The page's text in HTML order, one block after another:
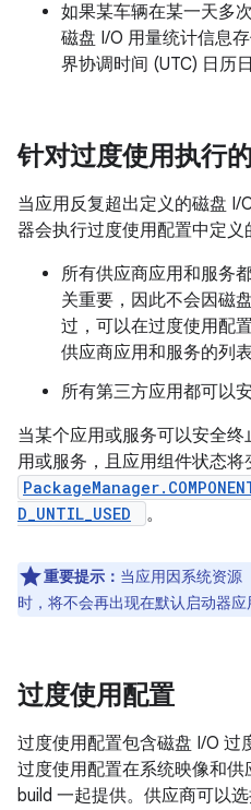
如果某车辆在某一天多
磁盘 I/O 用量统计信息
界协调时间 (UTC) 日历
针对过度使用执行
当应用反复超出定义的磁盘 I/
器会执行过度使用配置中定义
所有供应商应用和服务
关重要，因此不会因磁
过，可以在过度使用配
供应商应用和服务的列表
所有第三方应用都可以安
当某个应用或服务可以安全
用或服务，且应用组件状态将
D_UNTIL_USED
。
重要提示： 当应用因系统资源
时，将不会再出现在默认启动器应
过度使用配置
过度使用配置包含磁盘 I/O 过
过度使用配置在系统映像和
build 一起提供。供应商可以